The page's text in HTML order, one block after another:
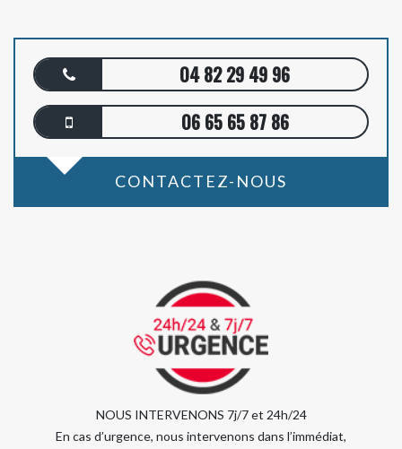
04 82 29 49 96
06 65 65 87 86
CONTACTEZ-NOUS
NOUS INTERVENONS 7j/7 et 24h/24
En cas d’urgence, nous intervenons dans l’immédiat,